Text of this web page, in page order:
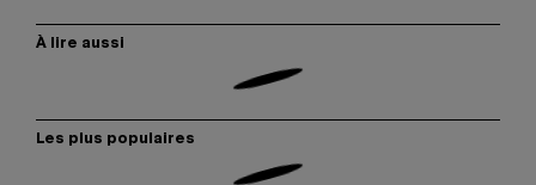
À lire aussi
Les plus populaires